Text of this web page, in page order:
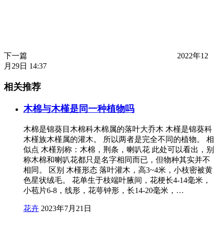
下一篇
2022年12
月29日 14:37
相关推荐
木棉与木槿是同一种植物吗
木棉是锦葵目木棉科木棉属的落叶大乔木 木槿是锦葵科
木槿族木槿属的灌木。 所以两者是完全不同的植物。 相
似点 木槿别称：木棉，荆条，喇叭花 此处可以看出，别
称木棉和喇叭花都只是名字相同而已，但物种其实并不
相同。 区别 木槿形态 落叶灌木，高3~4米，小枝密被黄
色星状绒毛。 花单生于枝端叶腋间，花梗长4-14毫米，
小苞片6-8，线形，花萼钟形，长14-20毫米，…
花卉 2023年7月21日